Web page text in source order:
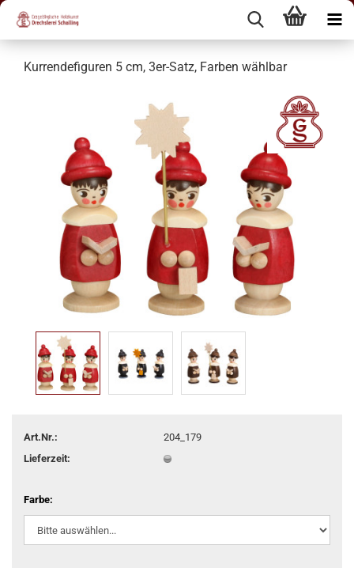
Kurrendefiguren 5 cm, 3er-Satz, Farben wählbar
Art.Nr.:
204_179
Lieferzeit:
Farbe: